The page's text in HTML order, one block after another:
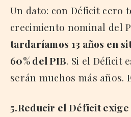
Un dato: con Déficit cero
crecimiento nominal del
tardaríamos 13 años en
60% del PIB. Si el Déficit
serán muchos más años.
5.Reducir el Déficit exige